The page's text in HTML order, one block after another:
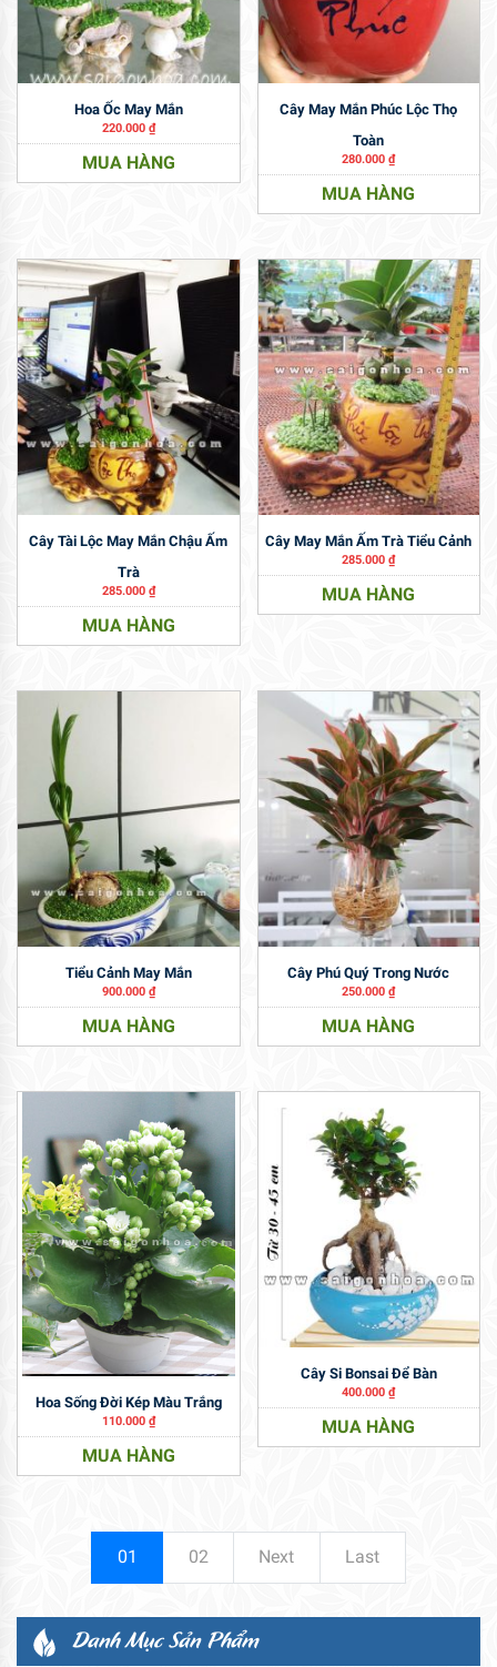
Hoa Ốc May Mắn
220.000 ₫
MUA HÀNG
Cây May Mắn Phúc Lộc Thọ
Toàn
280.000₫
MUA HÀNG
Cây Tài Lộc May Mắn Chậu Ấm
Trà
285.000 ₫
MUA HÀNG
Cây May Mắn Ấm Trà Tiểu Cảnh
285.000₫
MUA HÀNG
Tiểu Cảnh May Mắn
900.000 ₫
MUA HÀNG
Cây Phú Quý Trong Nước
250.000₫
MUA HÀNG
Hoa Sống Đời Kép Màu Trắng
110.000 ₫
MUA HÀNG
Cây Si Bonsai Để Bàn
400.000₫
MUA HÀNG
01 02 Next Last
Danh Mục Sản Phẩm